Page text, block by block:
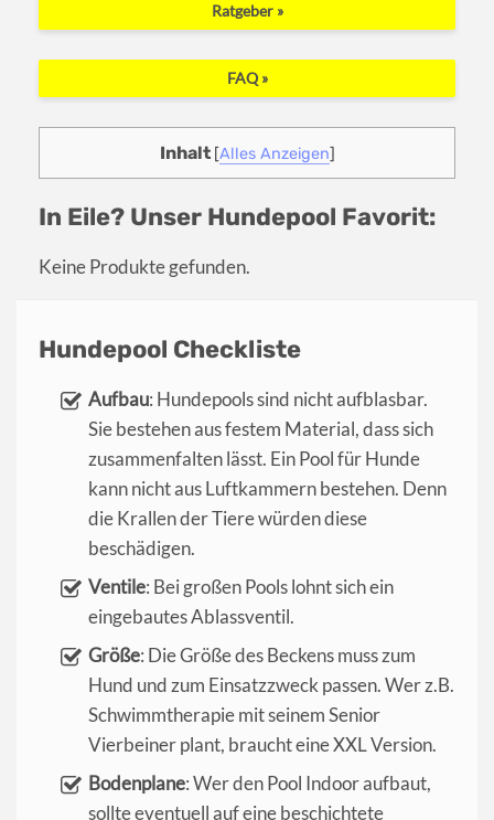
Ratgeber »
FAQ »
Inhalt [Alles Anzeigen]
In Eile? Unser Hundepool Favorit:
Keine Produkte gefunden.
Hundepool Checkliste
Aufbau: Hundepools sind nicht aufblasbar.
Sie bestehen aus festem Material, dass sich
zusammenfalten lässt. Ein Pool für Hunde
kann nicht aus Luftkammern bestehen. Denn
die Krallen der Tiere würden diese
beschädigen.
Ventile: Bei großen Pools lohnt sich ein
eingebautes Ablassventil.
Größe: Die Größe des Beckens muss zum
Hund und zum Einsatzzweck passen. Wer z.B.
Schwimmtherapie mit seinem Senior
Vierbeiner plant, braucht eine XXL Version.
Bodenplane: Wer den Pool Indoor aufbaut,
sollte eventuell auf eine beschichtete